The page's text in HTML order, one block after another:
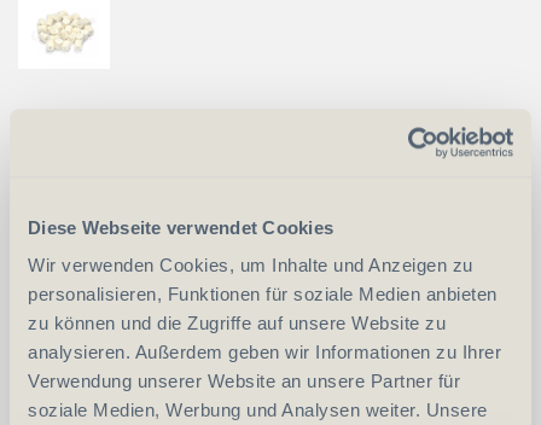
Diese Webseite verwendet Cookies
Wir verwenden Cookies, um Inhalte und Anzeigen zu
personalisieren, Funktionen für soziale Medien anbieten
zu können und die Zugriffe auf unsere Website zu
analysieren. Außerdem geben wir Informationen zu Ihrer
Verwendung unserer Website an unsere Partner für
soziale Medien, Werbung und Analysen weiter. Unsere
Ballistol / VFG Filz Laufreiniger Kal
10.3mm/.40 S&W Beutel
CHF 25.50 Art.67936
Anzahl Stück -